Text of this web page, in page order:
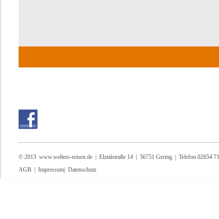
© 2013 www.welters-reisen.de | Elztalstraße 14 | 56751 Gering | Telefon 02654
AGB
Impressum Datenschutz